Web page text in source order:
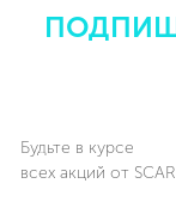
Будьте в курсе
всех акций от